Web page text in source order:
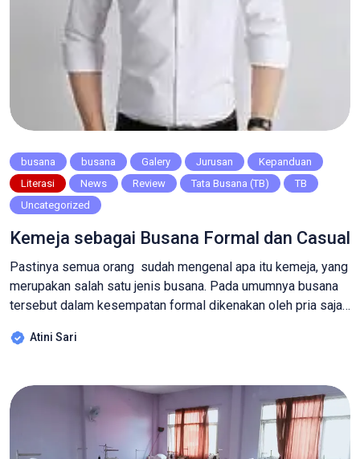
busana busana Galery Jurusan
Kepanduan
Literasi
News Review Tata Busana (TB)
TB
Uncategorized
Kemeja sebagai Busana Formal dan Casual
Pastinya semua orang sudah mengenal apa itu kemeja, yang
merupakan salah satu jenis busana. Pada umumnya busana
tersebut dalam kesempatan formal dikenakan oleh pria saja
sering menjumpai acara formal penting untuk kita semua
salah pakaian yang menutupi […]
Atini Sari